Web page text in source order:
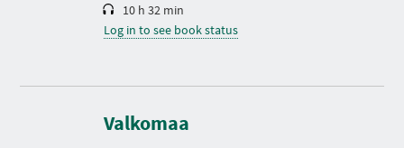
10 h 32 min
Log in to see book status
Valkomaa
D
r
a